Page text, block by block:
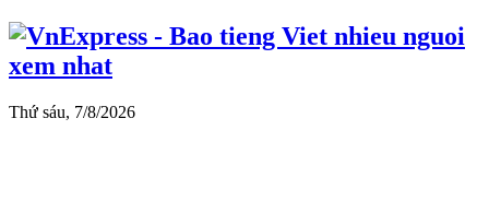
Thứ sáu, 7/8/2026